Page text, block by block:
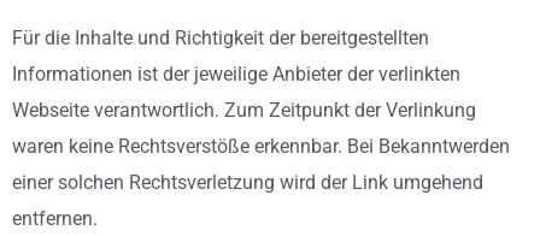
Für die Inhalte und Richtigkeit der bereitgestellten
Informationen ist der jeweilige Anbieter der verlinkten
Webseite verantwortlich. Zum Zeitpunkt der Verlinkung
waren keine Rechtsverstöße erkennbar. Bei Bekanntwerden
einer solchen Rechtsverletzung wird der Link umgehend
entfernen.